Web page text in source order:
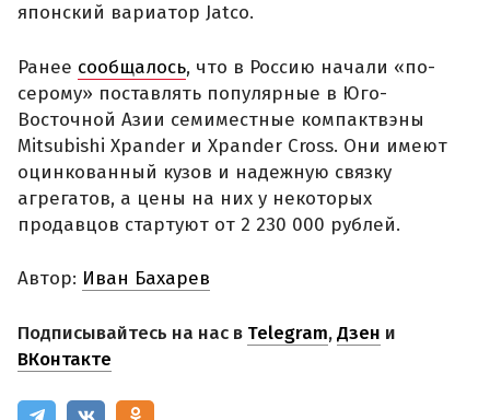
японский вариатор Jatco.
Ранее сообщалось, что в Россию начали «по-
серому» поставлять популярные в Юго-
Восточной Азии семиместные компактвэны
Mitsubishi Xpander и Xpander Cross. Они имеют
оцинкованный кузов и надежную связку
агрегатов, а цены на них у некоторых
продавцов стартуют от 2 230 000 рублей.
Автор: Иван Бахарев
Подписывайтесь на нас в Telegram,Дзен и
ВКонтакте